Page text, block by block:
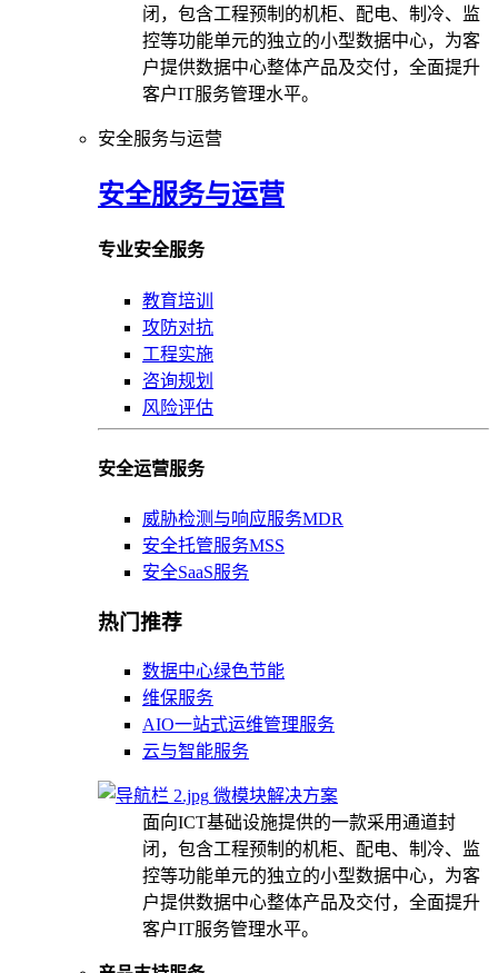
闭，包含工程预制的机柜、配电、制冷、监
控等功能单元的独立的小型数据中心，为客
户提供数据中心整体产品及交付，全面提升
客户IT服务管理水平。
安全服务与运营
安全服务与运营
专业安全服务
教育培训
攻防对抗
工程实施
咨询规划
风险评估
安全运营服务
威胁检测与响应服务MDR
安全托管服务MSS
安全SaaS服务
热门推荐
数据中心绿色节能
维保服务
AIO一站式运维管理服务
云与智能服务
微模块解决方案
面向ICT基础设施提供的一款采用通道封
闭，包含工程预制的机柜、配电、制冷、监
控等功能单元的独立的小型数据中心，为客
户提供数据中心整体产品及交付，全面提升
客户IT服务管理水平。